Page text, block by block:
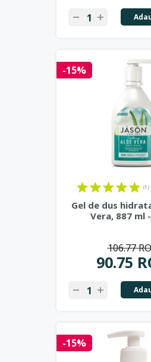
-15%
(1)
Gel de dus
Vera, 887 ml
90.75
106.77
-15%